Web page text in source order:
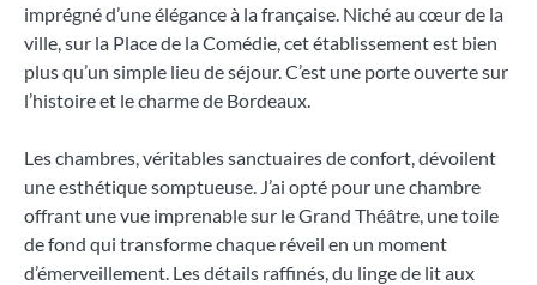
imprégné d’une élégance à la française. Niché au cœur de la
ville, sur la Place de la Comédie, cet établissement est bien
plus qu’un simple lieu de séjour. C’est une porte ouverte sur
l’histoire et le charme de Bordeaux.
Les chambres, véritables sanctuaires de confort, dévoilent
une esthétique somptueuse. J’ai opté pour une chambre
offrant une vue imprenable sur le Grand Théâtre, une toile
de fond qui transforme chaque réveil en un moment
d’émerveillement. Les détails raffinés, du linge de lit aux